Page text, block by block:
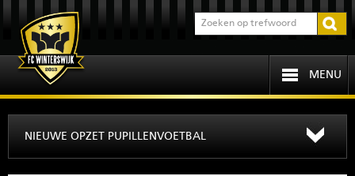
MENU
NIEUWE OPZET PUPILLENVOETBAL